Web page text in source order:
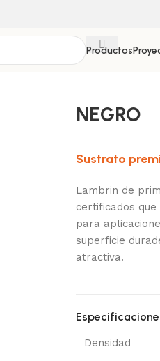
Productos
NEGRO
Sustrato
Lambrin de
certificados
para
superficie
atractiva.
Densidad